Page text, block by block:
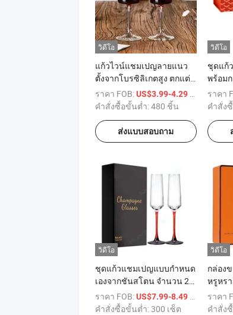
วิดีโอ
แก้วไวน์แชมเปญลายแนว
ตั้งจากโบรซิลิเกตสูง ตกแต่ง
ด้วยผีเสื้อ
ราคา FOB:US$3.99-4.29 / บางส่วน
คำสั่งซื้อขั้นต่ำ:480 ชิ้น
ส่งแบบสอบถาม
วิดีโอ
ชุดแก้
พร้อม
แบบมี
งานแ
ราคา
คำสั่ง
วิดีโอ
ชุดแก้วแชมเปญแบบกำหนด
เองจากชันสโตน จำนวน 2
แก้วแชมเปญสีแดงฐานสีดำ
ของขวัญแต่งงานสำหรับ
ราคา FOB:US$7.99-8.49
/ เตรียมตัว
คำสั่งซื้อขั้นต่ำ:300 เซ็ต
วิดีโอ
กล่อง
หรูหร
เดียว
ราคา
คำสั่ง